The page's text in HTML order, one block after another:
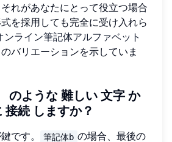
れがあなたにとって役立つ場合
を採用しても完全に受け入れら
ンライン筆記体アルファベット
バリエーションを示していま
のような 難しい 文字 か
接続 しますか？
です。 筆記体b の場合、最後の